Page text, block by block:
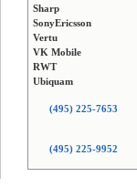
Sharp
SonyEricsson
Vertu
VK Mobile
RWT
Ubiquam
(495) 225-7653
(495) 225-9952